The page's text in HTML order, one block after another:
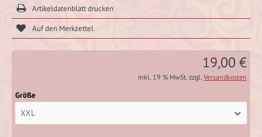
Artikeldatenblatt drucken
19,00 €
inkl. 19 % MwSt. zzgl. Versandkosten
Größe
XXL